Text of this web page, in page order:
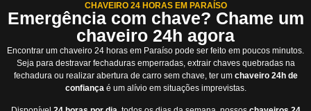
CHAVEIRO 24 HORAS EM PARAÍSO
Emergência com chave? Chame um
chaveiro 24h agora
Encontrar um chaveiro 24 horas em Paraíso pode ser feito em poucos minutos.
Seja para destravar fechaduras emperradas, extrair chaves quebradas na
fechadura ou realizar abertura de carro sem chave, ter um chaveiro 24h de
confiançaé um alívio em situações imprevistas.